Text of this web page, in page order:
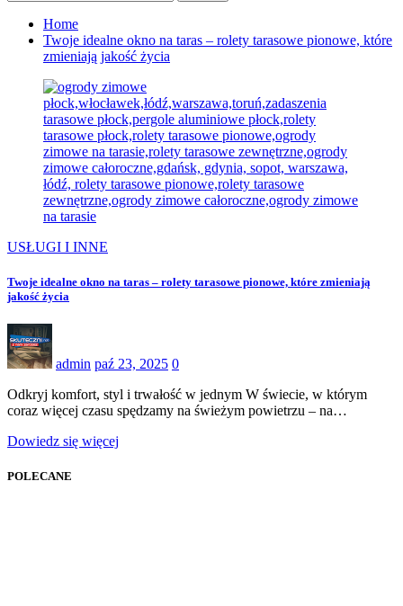
Home
Twoje idealne okno na taras – rolety tarasowe pionowe, które
zmieniają jakość życia
USŁUGI I INNE
Twoje idealne okno na taras – rolety tarasowe pionowe, które zmieniają
jakość życia
admin paź 23, 2025 0
Odkryj komfort, styl i trwałość w jednym W świecie, w którym
coraz więcej czasu spędzamy na świeżym powietrzu – na…
Dowiedz się więcej
POLECANE